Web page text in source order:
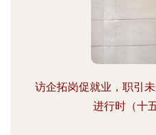
访企拓岗促就业，职引
进行时（十